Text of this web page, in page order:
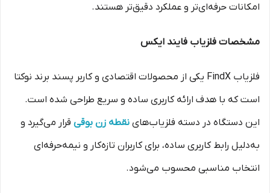
امکانات حرفه‌ای‌تر و عملکرد دقیق‌تر هستند.
مشخصات فلزیاب فایند ایکس
فلزیاب FindX یکی از محصولات اقتصادی و کاربر پسند برند نوکتا
است که با هدف ارائه کاربری ساده و سریع طراحی شده است.
این دستگاه در دسته فلزیاب‌های نقطه زن بوقی قرار می‌گیرد و
به‌دلیل رابط کاربری ساده، برای کاربران تازه‌کار و نیمه‌حرفه‌ای
انتخاب مناسبی محسوب می‌شود.